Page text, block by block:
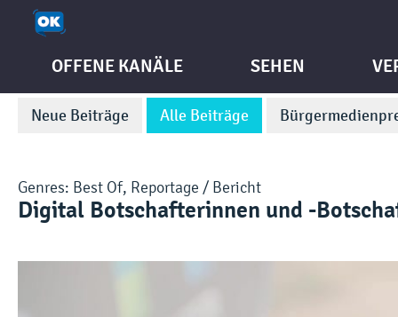
OFFENE KANÄLE SEHEN
Neue Beiträge Alle Beiträge
Genres: Best Of, Reportage / Bericht
Digital Botschafterinnen und -